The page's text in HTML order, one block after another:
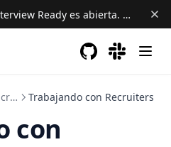
Ready es abierta.
Recruiter Screening Trabajando con Recruiters
con